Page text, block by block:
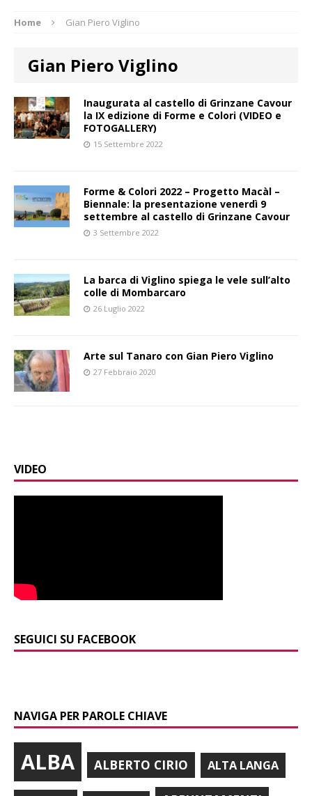
Home Gian Piero Viglino
Gian Piero Viglino
Inaugurata al castello di Grinzane Cavour
la IX edizione di Forme e Colori (VIDEO e
FOTOGALLERY)
15 Settembre 2022
Forme & Colori 2022 – Progetto Macàl –
Biennale: la presentazione venerdì 9
settembre al castello di Grinzane Cavour
3 Settembre 2022
La barca di Viglino spiega le vele sull’alto
colle di Mombarcaro
26 Luglio 2022
Arte sul Tanaro con Gian Piero Viglino
27 Febbraio 2020
VIDEO
SEGUICI SU FACEBOOK
NAVIGA PER PAROLE CHIAVE
ALBA ALBERTO CIRIO ALTA LANGA